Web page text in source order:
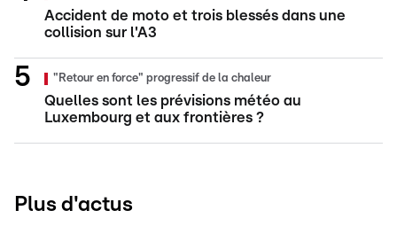
Accident de moto et trois blessés dans une
collision sur l'A3
"Retour en force" progressif de la chaleur
Quelles sont les prévisions météo au
Luxembourg et aux frontières ?
Plus d'actus